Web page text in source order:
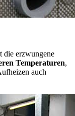
die erzwungene
Temperaturen,
auch